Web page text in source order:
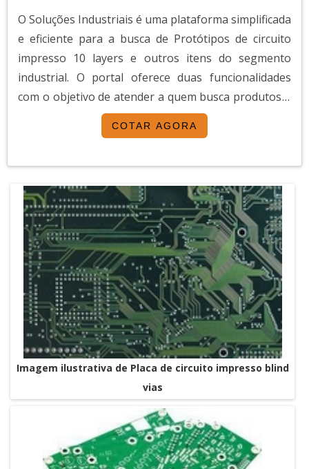
O Soluções Industriais é uma plataforma simplificada
e eficiente para a busca de Protótipos de circuito
impresso 10 layers e outros itens do segmento
industrial. O portal oferece duas funcionalidades
com o objetivo de atender a quem busca produtos e
serviços dentro do segmento industrial ou empresas
com interesse na divulgação de seus produtos e
COTAR AGORA
Imagem ilustrativa de Placa de circuito impresso blind
vias